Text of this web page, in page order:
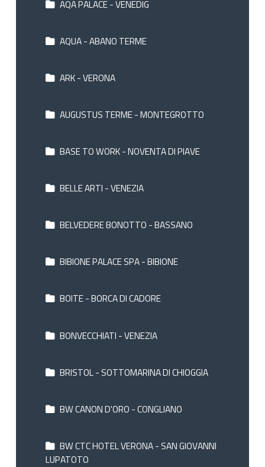
AQA PALACE - VENEDIG
AQUA - ABANO TERME
ARK - VERONA
AUGUSTUS TERME - MONTEGROTTO
BASE TO WORK - NOVENTA DI PIAVE
BELLE ARTI - VENEZIA
BELVEDERE BONOTTO - BASSANO
BIBIONE PALACE SPA - BIBIONE
BOITE - BORCA DI CADORE
BONVECCHIATI - VENEZIA
BRISTOL - SOTTOMARINA DI CHIOGGIA
BW CANON D'ORO - CONGLIANO
BW CTC HOTEL VERONA - SAN GIOVANNI
LUPATOTO